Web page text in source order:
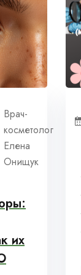
Врач-
косметолог
Елена
Онищук
их